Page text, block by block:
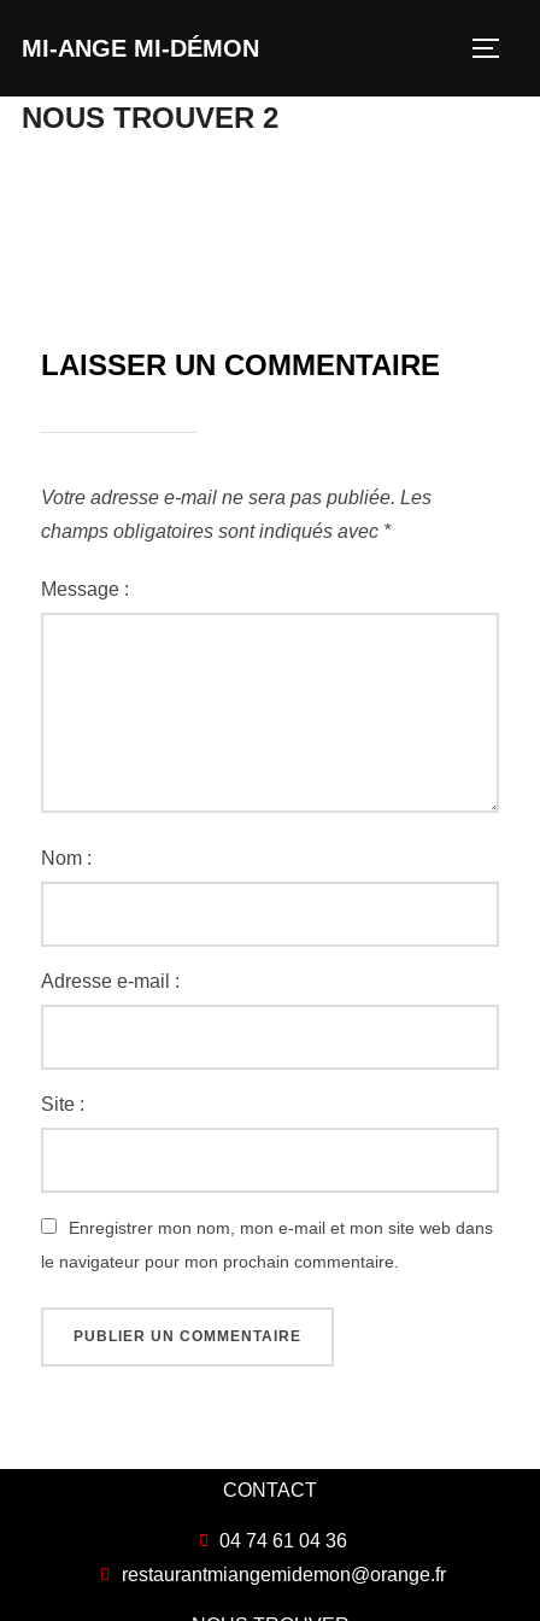
MI-ANGE MI-DÉMON
NOUS TROUVER 2
LAISSER UN COMMENTAIRE
Votre adresse e-mail ne sera pas publiée. Les
champs obligatoires sont indiqués avec *
Message :
Nom :
Adresse e-mail :
Site :
Enregistrer mon nom, mon e-mail et mon site web dans
le navigateur pour mon prochain commentaire.
CONTACT
04 74 61 04 36
restaurantmiangemidemon@orange.fr